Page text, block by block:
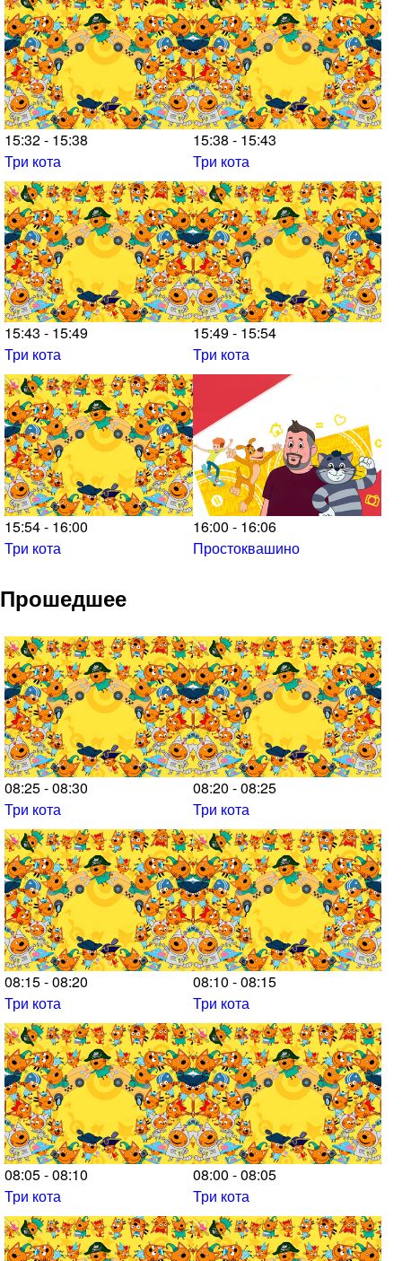
15:32 - 15:38
Три кота
15:38 - 15:43
Три кота
15:43 - 15:49
Три кота
15:49 - 15:54
Три кота
15:54 - 16:00
Три кота
16:00 - 16:06
Простоквашино
Прошедшее
08:25 - 08:30
Три кота
08:20 - 08:25
Три кота
08:15 - 08:20
Три кота
08:10 - 08:15
Три кота
08:05 - 08:10
Три кота
08:00 - 08:05
Три кота